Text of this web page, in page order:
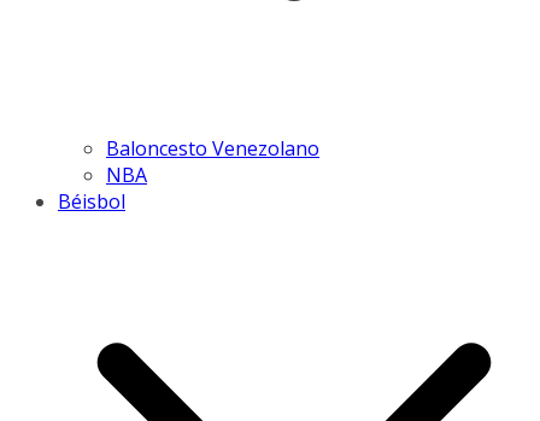
Baloncesto Venezolano
NBA
Béisbol